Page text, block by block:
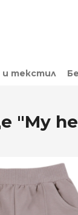
и текстил
"My